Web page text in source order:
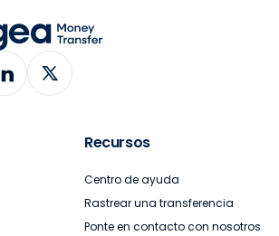
Recursos
Centro de ayuda
Rastrear una transferencia
Ponte en contacto con nosotros